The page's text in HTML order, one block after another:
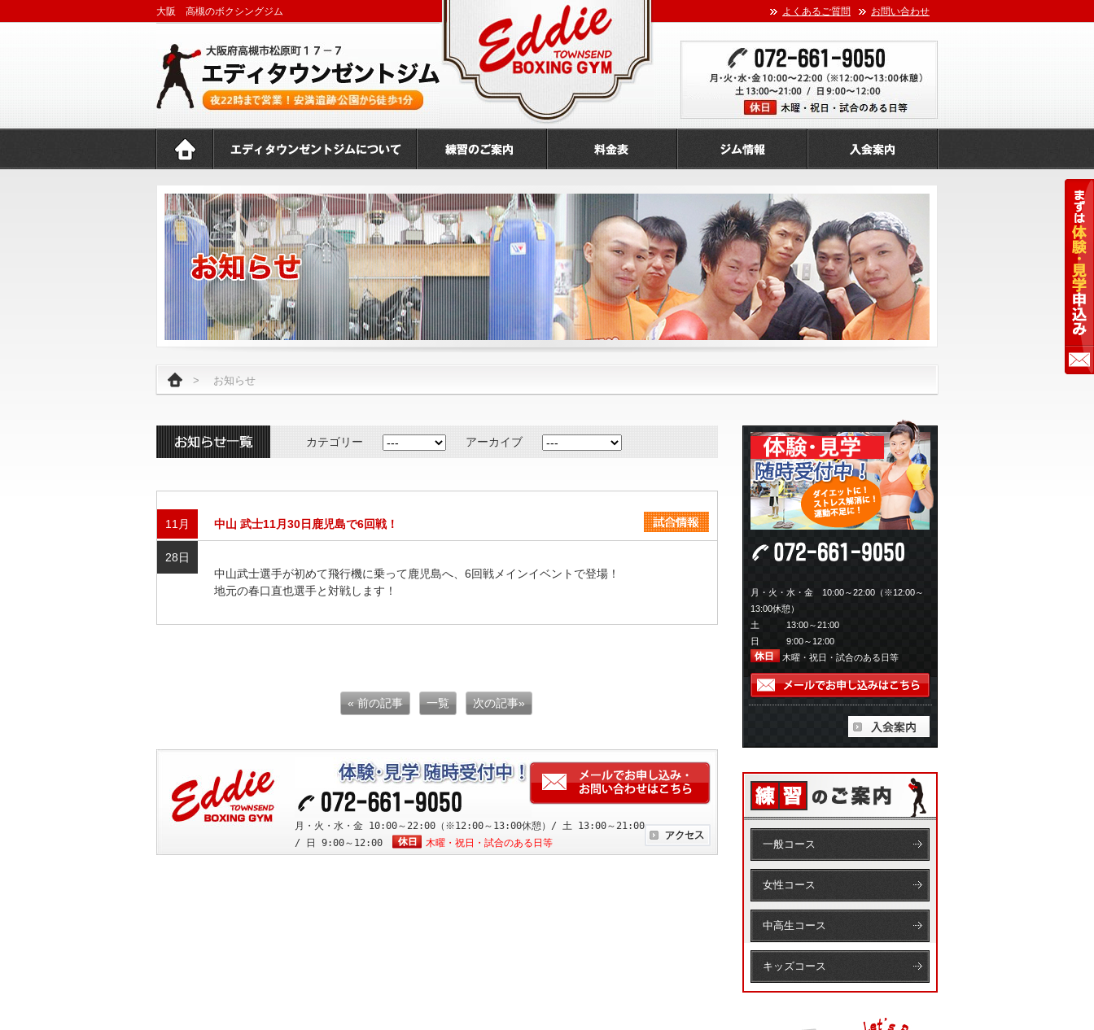
大阪 高槻のボクシングジム よくあるご質問 お問い合わせ
> お知らせ
カテゴリー アーカイブ
11月 中山 武士11月30日鹿児島で6回戦！
28日
中山武士選手が初めて飛行機に乗って鹿児島へ、6回戦メインイベントで登場！
地元の春口直也選手と対戦します！
« 前の記事 一覧 次の記事»
月・火・水・金 10:00～22:00（※12:00～13:00休憩）/ 土 13:00～21:00
/ 日 9:00～12:00
木曜・祝日・試合のある日等
月・火・水・金 10:00～22:00（※12:00～
13:00休憩）
土 13:00～21:00
日 9:00～12:00
木曜・祝日・試合のある日等
一般コース
女性コース
中高生コース
キッズコース